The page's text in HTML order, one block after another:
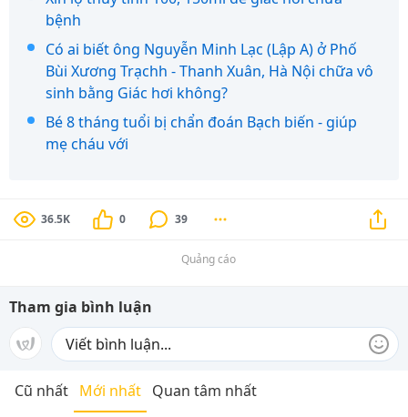
bệnh
Có ai biết ông Nguyễn Minh Lạc (Lập A) ở Phố
Bùi Xương Trạchh - Thanh Xuân, Hà Nội chữa vô
sinh bằng Giác hơi không?
Bé 8 tháng tuổi bị chẩn đoán Bạch biến - giúp
mẹ cháu với
36.5K 0 39
Quảng cáo
Tham gia bình luận
Cũ nhất Mới nhất Quan tâm nhất